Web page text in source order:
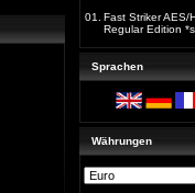
01.
Fast Striker AES/
Regular Edition
Sprachen
Währungen